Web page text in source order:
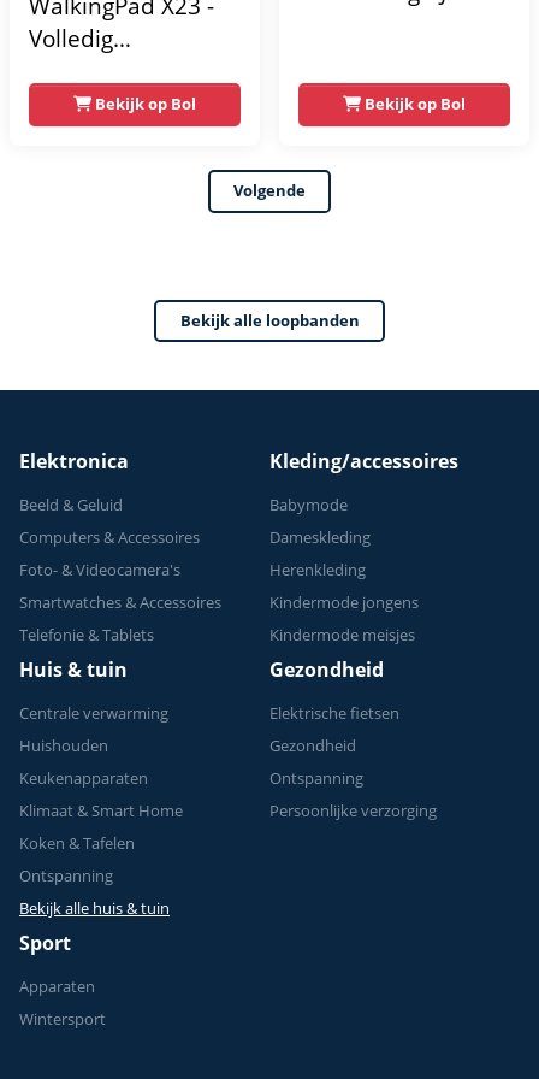
Volledig
Loopband -
16KM/u
Bekijk op Bol
Inklapbaar - 15%
Elektronische
Hardloopband -
Walking pad -
Krachtige 3.5 PK
Motor - Inklapbaar
Bekijk op Bol
Volgende
Bekijk alle loopbanden
Elektronica
Beeld & Geluid
Computers & Accessoires
Foto- & Videocamera's
Smartwatches & Accessoires
Telefonie & Tablets
Kleding/accessoires
Babymode
Dameskleding
Herenkleding
Kindermode jongens
Kindermode meisjes
Huis & tuin
Centrale verwarming
Huishouden
Keukenapparaten
Klimaat & Smart Home
Koken & Tafelen
Ontspanning
Bekijk alle huis & tuin
Gezondheid
Elektrische fietsen
Gezondheid
Ontspanning
Persoonlijke verzorging
Sport
Apparaten
Wintersport